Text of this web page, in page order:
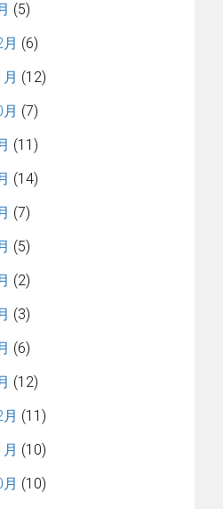
(5)
(6)
(12)
(7)
(11)
(14)
(7)
(5)
(2)
(3)
(6)
(12)
(11)
(10)
(10)